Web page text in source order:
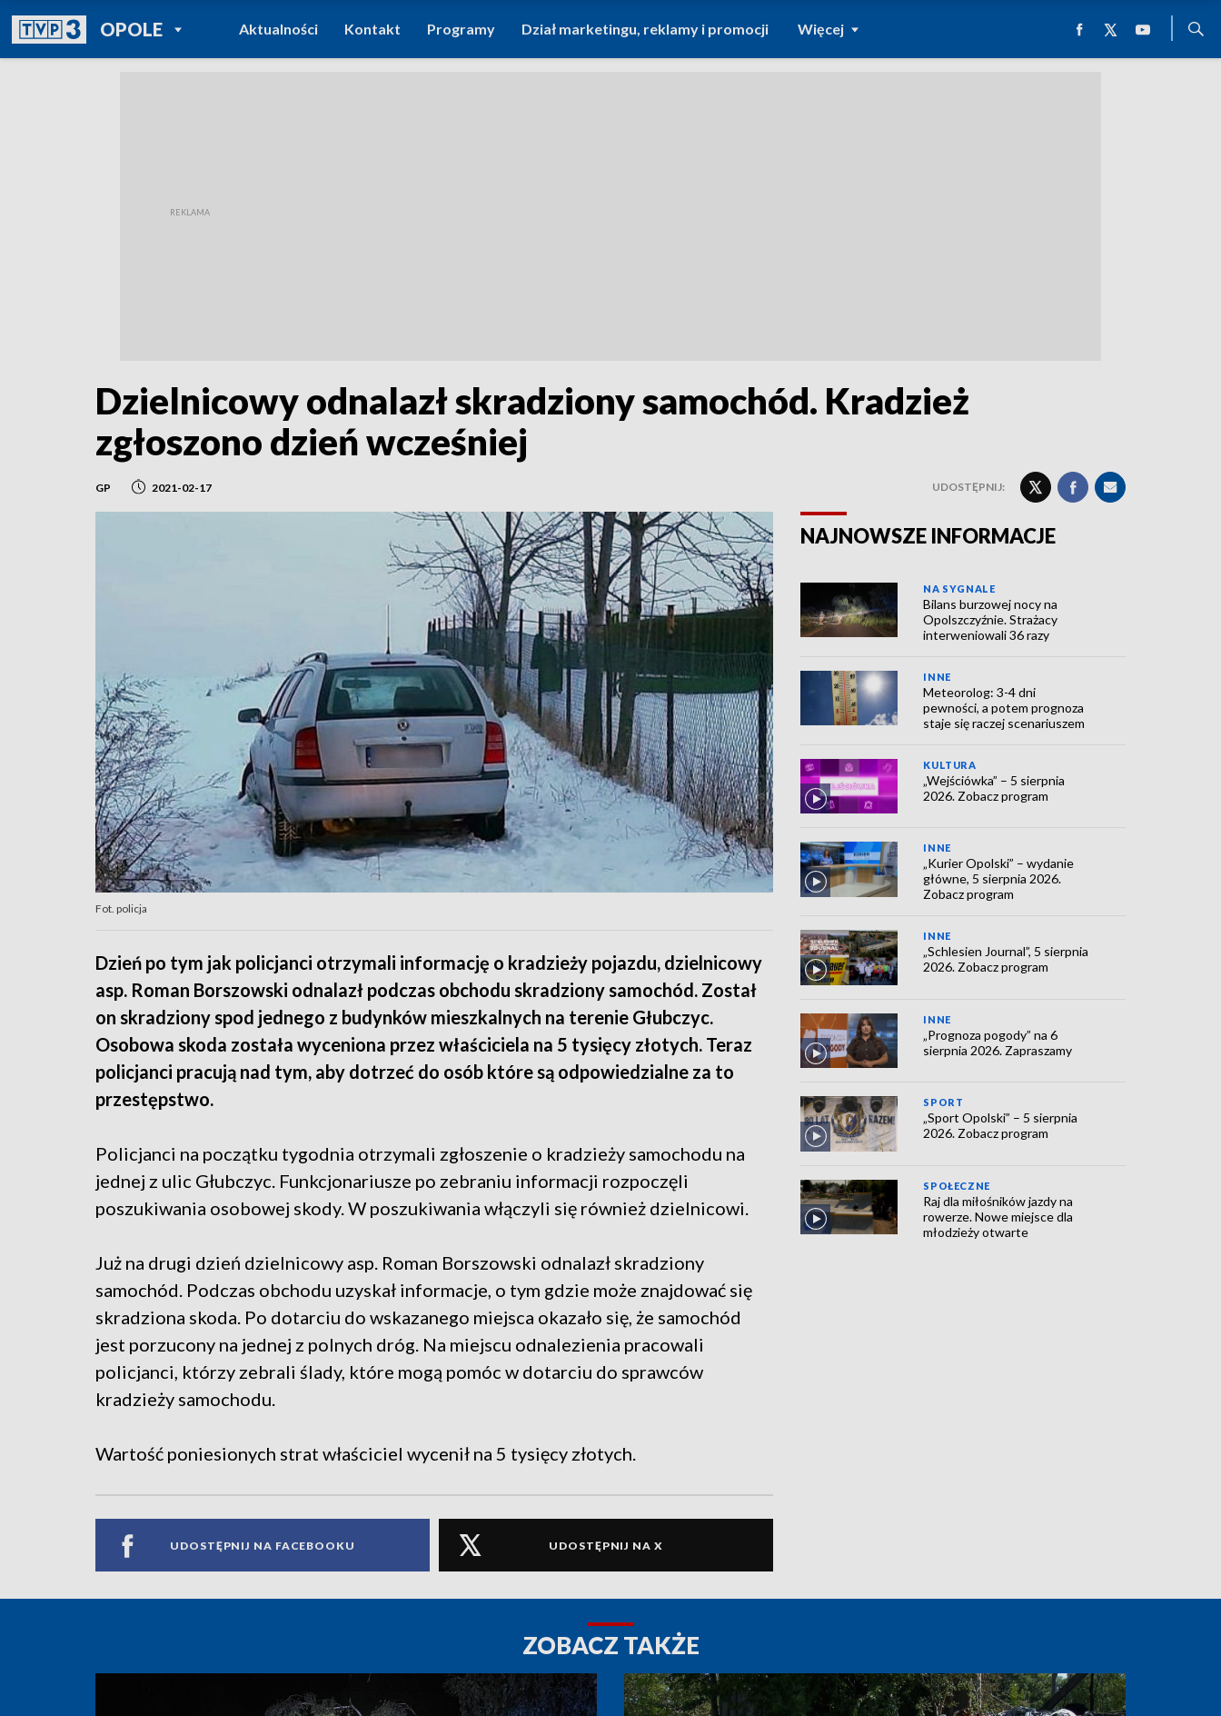
OPOLEPOWRÓT DO
TVP REGIONY
Aktualności Kontakt Programy Dział marketingu, reklamy i promocji Więcej
Dzielnicowy odnalazł skradziony samochód. Kradzież
zgłoszono dzień wcześniej
GP 2021-02-17 UDOSTĘPNIJ:
Fot. policja
Dzień po tym jak policjanci otrzymali informację o kradzieży pojazdu, dzielnicowy
asp. Roman Borszowski odnalazł podczas obchodu skradziony samochód. Został
on skradziony spod jednego z budynków mieszkalnych na terenie Głubczyc.
Osobowa skoda została wyceniona przez właściciela na 5 tysięcy złotych. Teraz
policjanci pracują nad tym, aby dotrzeć do osób które są odpowiedzialne za to
przestępstwo.
Policjanci na początku tygodnia otrzymali zgłoszenie o kradzieży samochodu na
jednej z ulic Głubczyc. Funkcjonariusze po zebraniu informacji rozpoczęli
poszukiwania osobowej skody. W poszukiwania włączyli się również dzielnicowi.
Już na drugi dzień dzielnicowy asp. Roman Borszowski odnalazł skradziony
samochód. Podczas obchodu uzyskał informacje, o tym gdzie może znajdować się
skradziona skoda. Po dotarciu do wskazanego miejsca okazało się, że samochód
jest porzucony na jednej z polnych dróg. Na miejscu odnalezienia pracowali
policjanci, którzy zebrali ślady, które mogą pomóc w dotarciu do sprawców
kradzieży samochodu.
Wartość poniesionych strat właściciel wycenił na 5 tysięcy złotych.
UDOSTĘPNIJ NA FACEBOOKU UDOSTĘPNIJ NA X
NAJNOWSZE INFORMACJE
NA SYGNALE
Bilans burzowej nocy na
Opolszczyźnie. Strażacy
interweniowali 36 razy
INNE
Meteorolog: 3-4 dni
pewności, a potem prognoza
staje się raczej scenariuszem
KULTURA
„Wejściówka” – 5 sierpnia
2026. Zobacz program
INNE
„Kurier Opolski” – wydanie
główne, 5 sierpnia 2026.
Zobacz program
INNE
„Schlesien Journal”, 5 sierpnia
2026. Zobacz program
INNE
„Prognoza pogody” na 6
sierpnia 2026. Zapraszamy
SPORT
„Sport Opolski” – 5 sierpnia
2026. Zobacz program
SPOŁECZNE
Raj dla miłośników jazdy na
rowerze. Nowe miejsce dla
młodzieży otwarte
ZOBACZ TAKŻE